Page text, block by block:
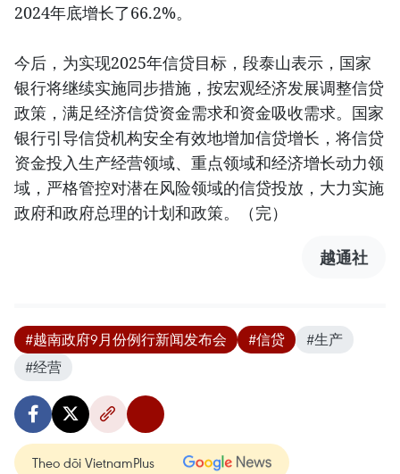
2024年底增长了66.2%。
今后，为实现2025年信贷目标，段泰山表示，国家
银行将继续实施同步措施，按宏观经济发展调整信贷
政策，满足经济信贷资金需求和资金吸收需求。国家
银行引导信贷机构安全有效地增加信贷增长，将信贷
资金投入生产经营领域、重点领域和经济增长动力领
域，严格管控对潜在风险领域的信贷投放，大力实施
政府和政府总理的计划和政策。（完）
越通社
#越南政府9月份例行新闻发布会 #信贷
#生产
#经营
Theo dõi VietnamPlus